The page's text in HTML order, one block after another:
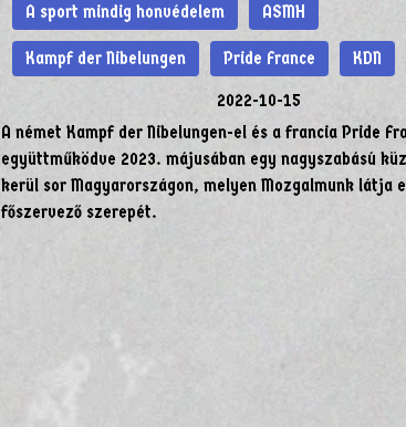
A sport mindig honvédelem ASMH
Kampf der Nibelungen Pride France KDN
2022-10-15
A német Kampf der Nibelungen-el és a francia Pride
együttműködve 2023. májusában egy nagyszabású
kerül sor Magyarországon, melyen Mozgalmunk látja
főszervező szerepét.